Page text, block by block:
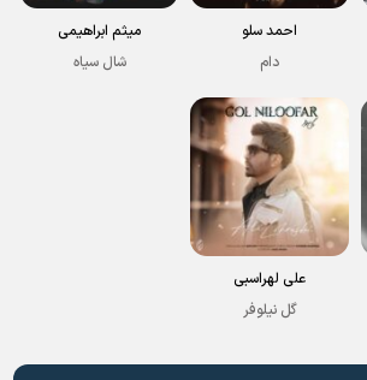
احمد سلو
دام
میثم ابراهیمی
شال سیاه
علی لهراسبی
گل نیلوفر